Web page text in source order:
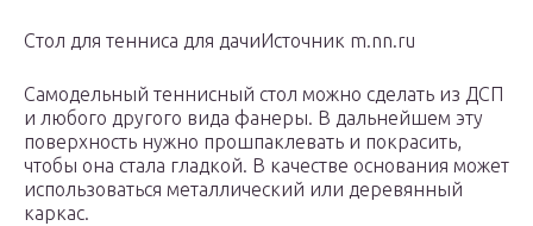
Стол для тенниса для дачиИсточник m.nn.ru
Самодельный теннисный стол можно сделать из ДСП
и любого другого вида фанеры. В дальнейшем эту
поверхность нужно прошпаклевать и покрасить,
чтобы она стала гладкой. В качестве основания может
использоваться металлический или деревянный
каркас.